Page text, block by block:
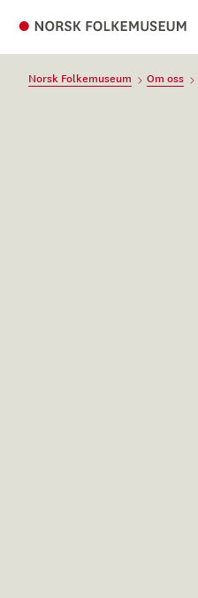
Norsk Folkemuseum Om oss